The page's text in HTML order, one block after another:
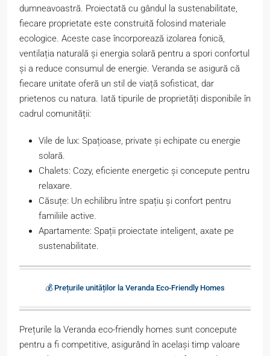
dumneavoastră. Proiectată cu gândul la sustenabilitate,
fiecare proprietate este construită folosind materiale
ecologice. Aceste case încorporează izolarea fonică,
ventilația naturală și energia solară pentru a spori confortul
și a reduce consumul de energie. Veranda se asigură că
fiecare unitate oferă un stil de viață sofisticat, dar
prietenos cu natura. Iată tipurile de proprietăți disponibile în
cadrul comunității:
Vile de lux: Spațioase, private și echipate cu energie
solară.
Chalets: Cozy, eficiente energetic și concepute pentru
relaxare.
Căsuțe: Un echilibru între spațiu și confort pentru
familiile active.
Apartamente: Spații proiectate inteligent, axate pe
sustenabilitate.
💰 Prețurile unităților la Veranda Eco-Friendly Homes
Prețurile la Veranda eco-friendly homes sunt concepute
pentru a fi competitive, asigurând în același timp valoare